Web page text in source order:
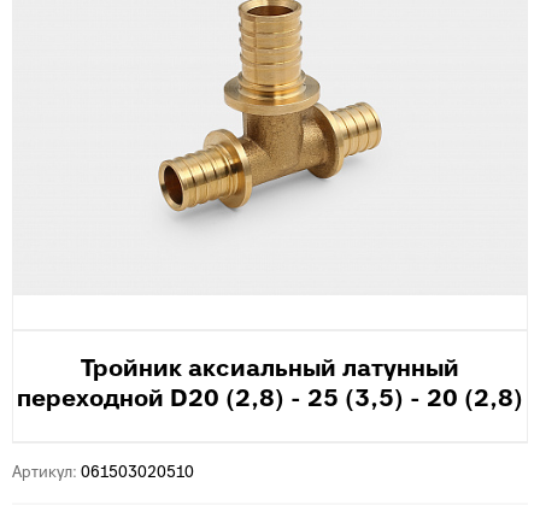
Тройник аксиальный латунный
переходной D20 (2,8) - 25 (3,5) - 20 (2,8)
Артикул: 061503020510